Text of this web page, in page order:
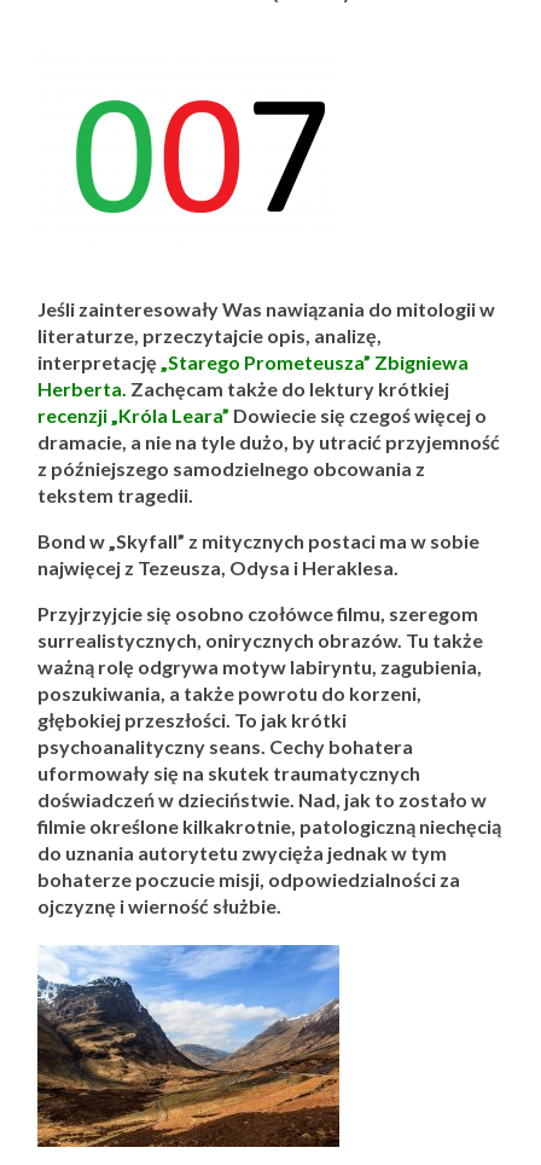
Jeśli zainteresowały Was nawiązania do mitologii w
literaturze, przeczytajcie opis, analizę,
interpretację„Starego Prometeusza” Zbigniewa
Herberta. Zachęcam także do lektury krótkiej
recenzji „Króla Leara” Dowiecie się czegoś więcej o
dramacie, a nie na tyle dużo, by utracić przyjemność
z późniejszego samodzielnego obcowania z
tekstem tragedii.
Bond w „Skyfall” z mitycznych postaci ma w sobie
najwięcej z Tezeusza, Odysa i Heraklesa.
Przyjrzyjcie się osobno czołówce filmu, szeregom
surrealistycznych, onirycznych obrazów. Tu także
ważną rolę odgrywa motyw labiryntu, zagubienia,
poszukiwania, a także powrotu do korzeni,
głębokiej przeszłości. To jak krótki
psychoanalityczny seans. Cechy bohatera
uformowały się na skutek traumatycznych
doświadczeń w dzieciństwie. Nad, jak to zostało w
filmie określone kilkakrotnie, patologiczną niechęcią
do uznania autorytetu zwycięża jednak w tym
bohaterze poczucie misji, odpowiedzialności za
ojczyznę i wierność służbie.